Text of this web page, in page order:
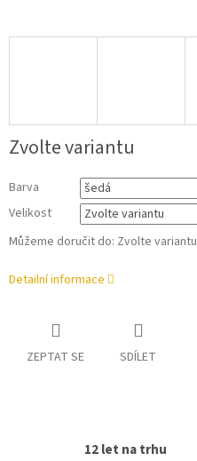
Zvolte variantu
Barva
Velikost
Můžeme doručit do: Zvolte variantu
Detailní informace
ZEPTAT SE SDÍLET
12 let na trhu